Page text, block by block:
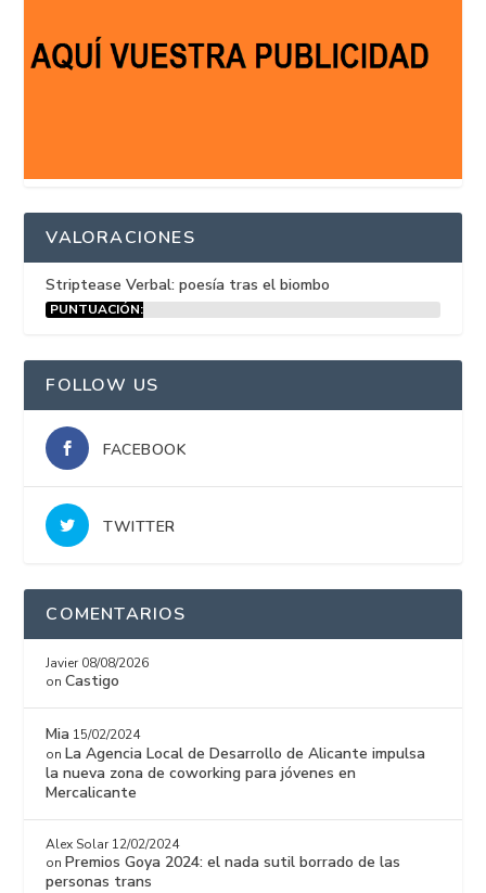
VALORACIONES
Striptease Verbal: poesía tras el biombo
PUNTUACIÓN:
FOLLOW US
FACEBOOK
TWITTER
COMENTARIOS
Javier 08/08/2026
onCastigo
Mia 15/02/2024
on La Agencia Local de Desarrollo de Alicante impulsa
la nueva zona de coworking para jóvenes en
Mercalicante
Alex Solar 12/02/2024
on Premios Goya 2024: el nada sutil borrado de las
personas trans